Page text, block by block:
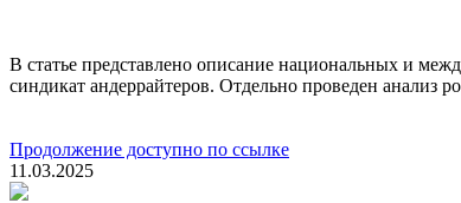
В статье представлено описание национальных и
синдикат андеррайтеров. Отдельно проведен анализ
Продолжение доступно по ссылке
11.03.2025